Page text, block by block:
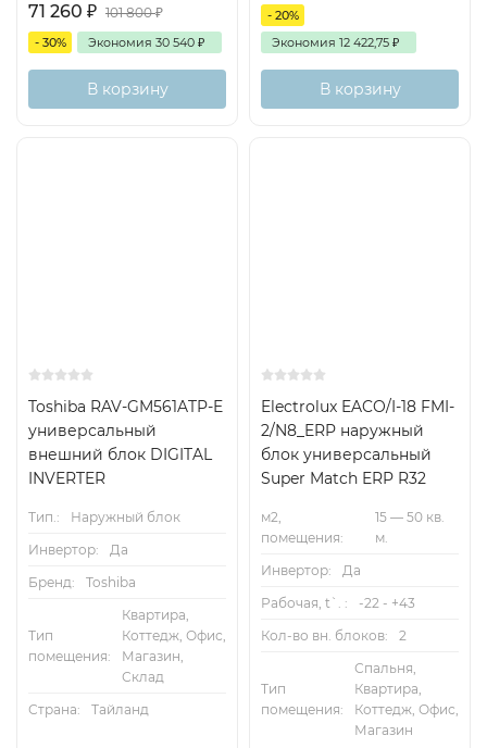
71 260 ₽ 101 800₽
- 30% Экономия 30 540 ₽
В корзину
- 20%
Экономия 12 422,75 ₽
В корзину
Toshiba RAV-GM561ATP-E
универсальный
внешний блок DIGITAL
INVERTER
Тип.:
Наружный блок
Инвертор:
Да
Бренд:
Toshiba
Тип
помещения:
Квартира,
Коттедж, Офис,
Магазин,
Склад
Страна:
Тайланд
Electrolux EACO/I-18 FMI-
2/N8_ERP наружный
блок универсальный
Super Match ERP R32
м2,
помещения:
15 — 50 кв.
м.
Инвертор:
Да
Рабочая, t`. :
-22 - +43
Кол-во вн. блоков:
2
Тип
помещения:
Спальня,
Квартира,
Коттедж, Офис,
Магазин